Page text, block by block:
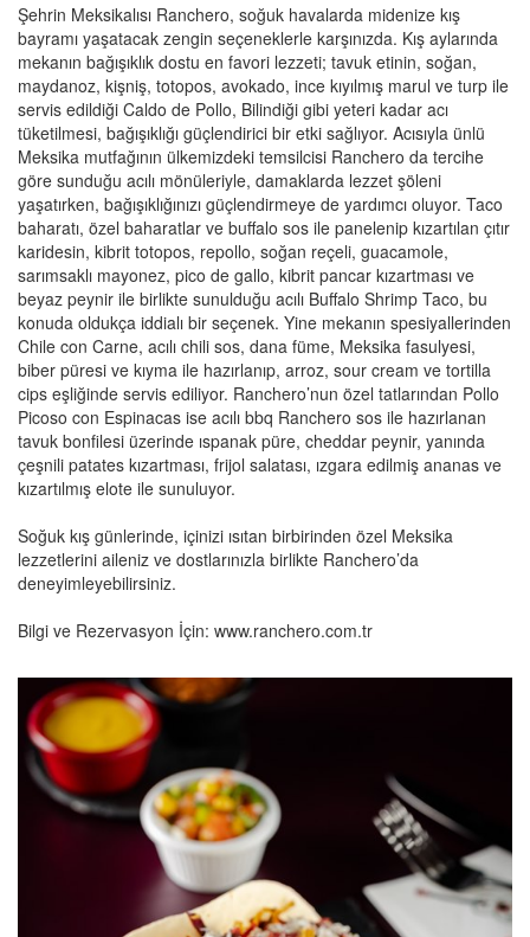
Şehrin Meksikalısı Ranchero, soğuk havalarda midenize kış
bayramı yaşatacak zengin seçeneklerle karşınızda. Kış aylarında
mekanın bağışıklık dostu en favori lezzeti; tavuk etinin, soğan,
maydanoz, kişniş, totopos, avokado, ince kıyılmış marul ve turp ile
servis edildiği Caldo de Pollo, Bilindiği gibi yeteri kadar acı
tüketilmesi, bağışıklığı güçlendirici bir etki sağlıyor. Acısıyla ünlü
Meksika mutfağının ülkemizdeki temsilcisi Ranchero da tercihe
göre sunduğu acılı mönüleriyle, damaklarda lezzet şöleni
yaşatırken, bağışıklığınızı güçlendirmeye de yardımcı oluyor. Taco
baharatı, özel baharatlar ve buffalo sos ile panelenip kızartılan çıtır
karidesin, kibrit totopos, repollo, soğan reçeli, guacamole,
sarımsaklı mayonez, pico de gallo, kibrit pancar kızartması ve
beyaz peynir ile birlikte sunulduğu acılı Buffalo Shrimp Taco, bu
konuda oldukça iddialı bir seçenek. Yine mekanın spesiyallerinden
Chile con Carne, acılı chili sos, dana füme, Meksika fasulyesi,
biber püresi ve kıyma ile hazırlanıp, arroz, sour cream ve tortilla
cips eşliğinde servis ediliyor. Ranchero’nun özel tatlarından Pollo
Picoso con Espinacas ise acılı bbq Ranchero sos ile hazırlanan
tavuk bonfilesi üzerinde ıspanak püre, cheddar peynir, yanında
çeşnili patates kızartması, frijol salatası, ızgara edilmiş ananas ve
kızartılmış elote ile sunuluyor.
Soğuk kış günlerinde, içinizi ısıtan birbirinden özel Meksika
lezzetlerini aileniz ve dostlarınızla birlikte Ranchero’da
deneyimleyebilirsiniz.
Bilgi ve Rezervasyon İçin: www.ranchero.com.tr